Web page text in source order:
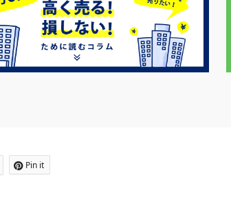
Pin it